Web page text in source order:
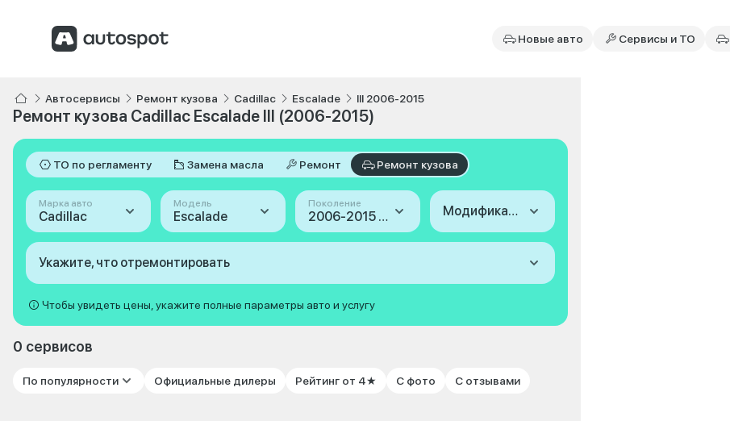
Новые авто Сервисы и ТО
Автосервисы Ремонт кузова Cadillac Escalade III 2006-2015
Ремонт кузова Cadillac Escalade III (2006-2015)
ТО по регламенту Замена масла Ремонт Ремонт кузова
Марка авто
Cadillac
Модель
Escalade
Поколение
2006-2015 (III) Модификация
Укажите, что отремонтировать
Чтобы увидеть цены, укажите полные параметры авто и услугу
0 сервисов
По популярности Официальные дилеры Рейтинг от 4★ С фото С отзывами